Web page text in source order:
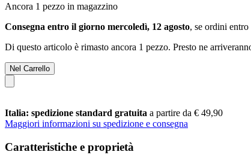
Ancora 1 pezzo in magazzino
Consegna entro il giorno mercoledì, 12 agosto, se ordini entro
Di questo articolo è rimasto ancora 1 pezzo. Presto ne
Nel Carrello
Italia: spedizione standard gratuita a partire da € 49,90
Maggiori informazioni su spedizione e consegna
Caratteristiche e proprietà